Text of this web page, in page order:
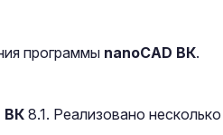
программы nanoCAD ВК.
ВК8.1. Реализовано несколько